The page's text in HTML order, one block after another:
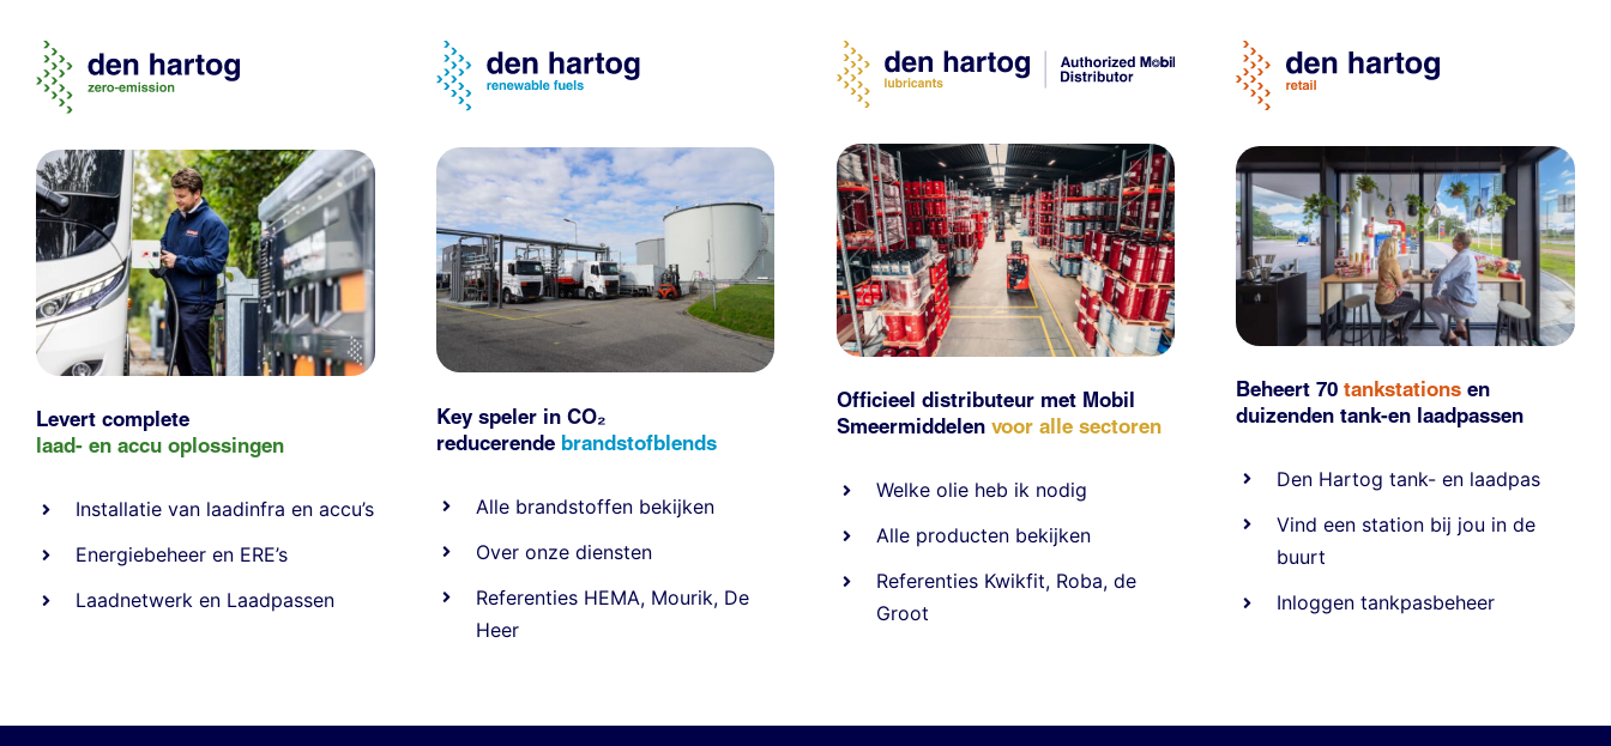
Levert complete
laad- en accu oplossingen
Installatie van laadinfra en accu’s
Energiebeheer en ERE’s
Laadnetwerk en Laadpassen
Key speler in CO₂
reducerende brandstofblends
Alle brandstoffen bekijken
Over onze diensten
Referenties HEMA, Mourik, De
Heer
Officieel distributeur met Mobil
Smeermiddelen voor alle sectoren
Welke olie heb ik nodig
Alle producten bekijken
Referenties Kwikfit, Roba, de
Groot
Beheert 70tankstationsen
duizendentank-en laadpassen
Den Hartog tank- en laadpas
Vind een station bij jou in de
buurt
Inloggen tankpasbeheer